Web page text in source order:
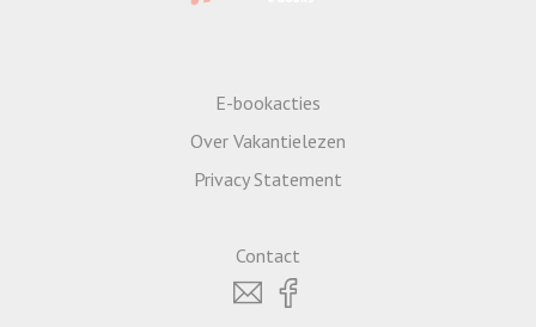
E-bookacties
Over Vakantielezen
Privacy Statement
Contact